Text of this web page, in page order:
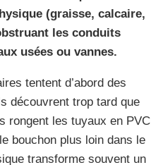
(graisse, calcaire,
les conduits
usées ou vannes.
tentent d’abord des
découvrent trop tard que
rongent les tuyaux en PVC
bouchon plus loin dans le
transforme souvent un